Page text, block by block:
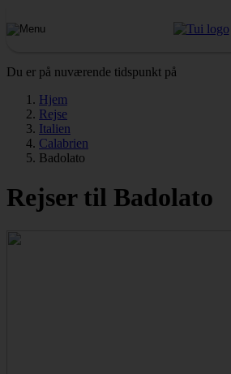
Du er på nuværende tidspunkt på
Hjem
Rejse
Italien
Calabrien
Badolato
Rejser til Badolato